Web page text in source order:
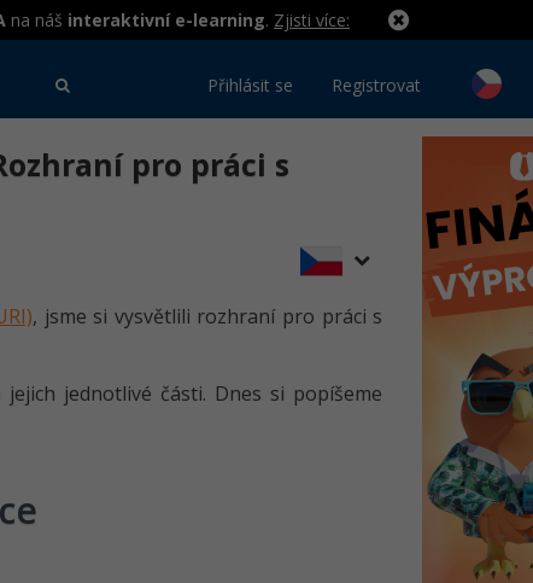
na náš interaktivní e-learning. Zjisti více:
Přihlásit se Registrovat
pro práci s
, jsme si vysvětlili rozhraní pro práci s
jednotlivé části. Dnes si popíšeme